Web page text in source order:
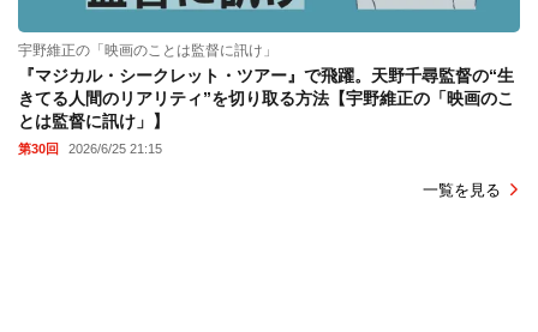
宇野維正の「映画のことは監督に訊け」
『マジカル・シークレット・ツアー』で飛躍。天野千尋監督の“生
きてる人間のリアリティ”を切り取る方法【宇野維正の「映画のこ
とは監督に訊け」】
第30回 2026/6/25 21:15
一覧を見る